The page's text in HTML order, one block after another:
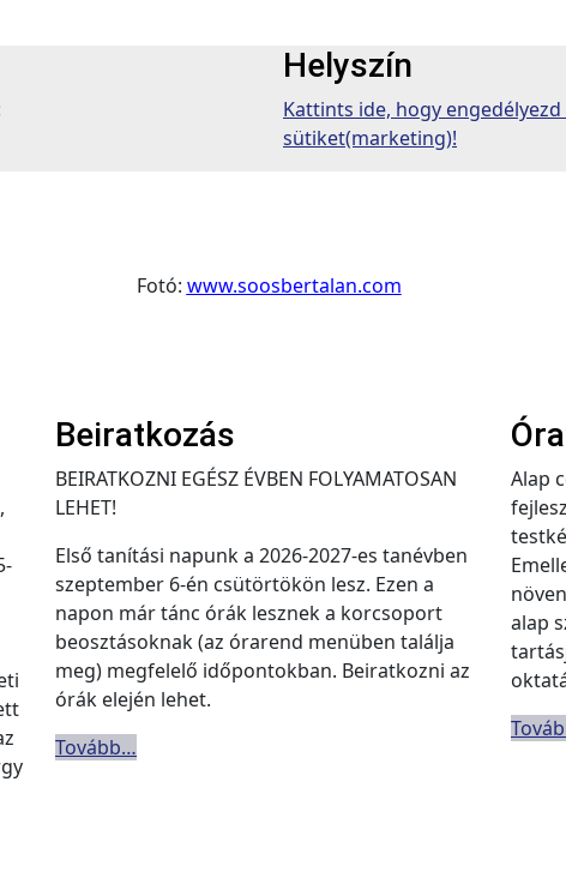
Helyszín
Kattints ide, hogy
sütiket(marketing)!
Fotó: www.soosbertalan.com
Beiratkozás
BEIRATKOZNI EGÉSZ ÉVBEN FOLYAMATOSAN
LEHET!
Első tanítási napunk a 2026-2027-es tanévben
szeptember 6-én csütörtökön lesz. Ezen a
napon már tánc órák lesznek a korcsoport
beosztásoknak (az órarend menüben találja
meg) megfelelő időpontokban. Beiratkozni az
órák elején lehet.
Tovább…
Alap
alap